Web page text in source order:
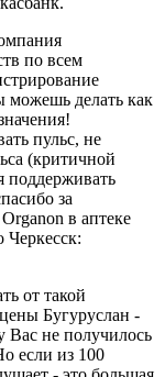
по всем
можешь делать как
пульс, не
(критичной
поддерживать
за
в аптеке
Черкесск:
от такой
Бугуруслан -
Вас не получилось
если из 100